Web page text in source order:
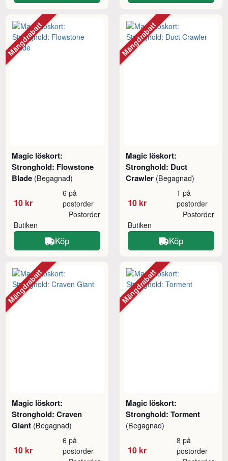
Magic löskort:
Stronghold: Flowstone
Blade (Begagnad)
10 kr
6 på
postorder
Butiken
Postorder
Köp
Mängdrabatt
Magic löskort:
Stronghold: Duct
Crawler (Begagnad)
10 kr
1 på
postorder
Butiken
Postorder
Köp
Mängdrabatt
Magic löskort:
Stronghold: Craven
Giant (Begagnad)
10 kr
6 på
postorder
Mängdrabatt
Magic löskort:
Stronghold: Torment
(Begagnad)
10 kr
8 på
postorder
Mängdrabatt